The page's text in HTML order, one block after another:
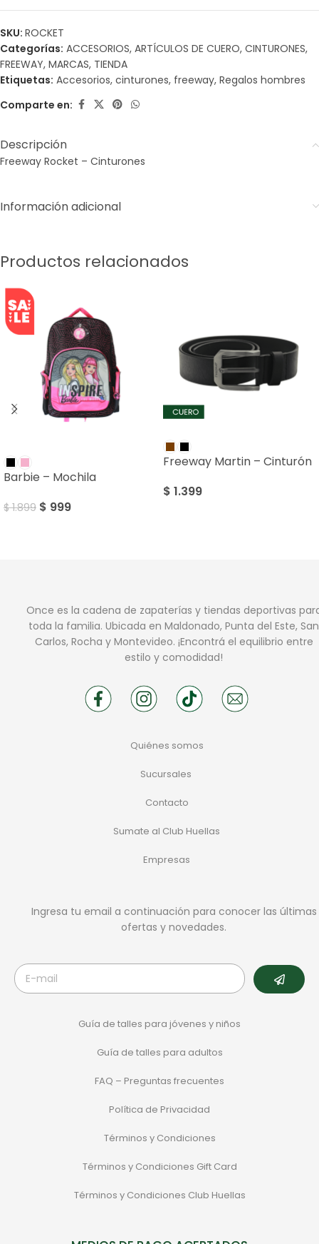
SKU: ROCKET
Categorías: ACCESORIOS, ARTÍCULOS DE CUERO, CINTURONES,
FREEWAY, MARCAS, TIENDA
Etiquetas: Accesorios, cinturones, freeway, Regalos hombres
Comparte en:
Descripción
Freeway Rocket – Cinturones
Información adicional
Productos relacionados
Barbie – Mochila
$1.899 $ 999
Freeway Martin – Cinturón
$ 1.399
Once es la cadena de zapaterías y tiendas deportivas
toda la familia. Ubicada en Maldonado, Punta del Este, San
Carlos, Rocha y Montevideo. ¡Encontrá el equilibrio entre
estilo y comodidad!
Quiénes somos
Sucursales
Contacto
Sumate al Club Huellas
Empresas
Ingresa tu email a continuación para conocer las últimas
ofertas y novedades.
Guía de talles para jóvenes y niños
Guía de talles para adultos
FAQ – Preguntas frecuentes
Política de Privacidad
Términos y Condiciones
Términos y Condiciones Gift Card
Términos y Condiciones Club Huellas